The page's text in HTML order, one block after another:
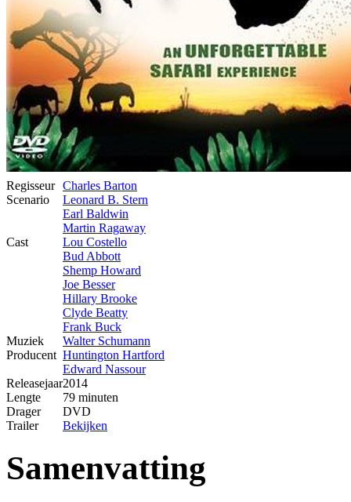
Regisseur Charles Barton
Scenario
Leonard B. Stern
Earl Baldwin
Martin Ragaway
Cast
Lou Costello
Bud Abbott
Shemp Howard
Joe Besser
Hillary Brooke
Clyde Beatty
Frank Buck
Muziek
Walter Schumann
Producent Huntington Hartford
Edward Nassour
Releasejaar2014
Lengte
79 minuten
Drager
DVD
Trailer
Bekijken
Samenvatting